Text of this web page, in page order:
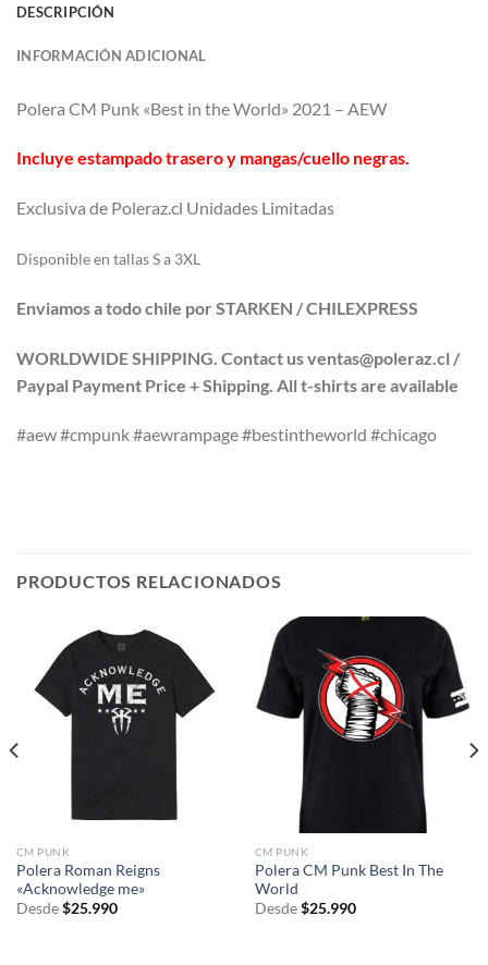
DESCRIPCIÓN
INFORMACIÓN ADICIONAL
Polera CM Punk «Best in the World» 2021 – AEW
Incluye estampado trasero y mangas/cuello negras.
Exclusiva de Poleraz.cl Unidades Limitadas
Disponible en tallas S a 3XL
Enviamos a todo chile por STARKEN / CHILEXPRESS
WORLDWIDE SHIPPING. Contact us ventas@poleraz.cl /
Paypal Payment Price + Shipping. All t-shirts are available
#aew #cmpunk #aewrampage #bestintheworld #chicago
PRODUCTOS RELACIONADOS
CM PUNK
Polera Roman Reigns
«Acknowledge me»
Desde $25.990
CM PUNK
Polera CM Punk Best In The
World
Desde $25.990